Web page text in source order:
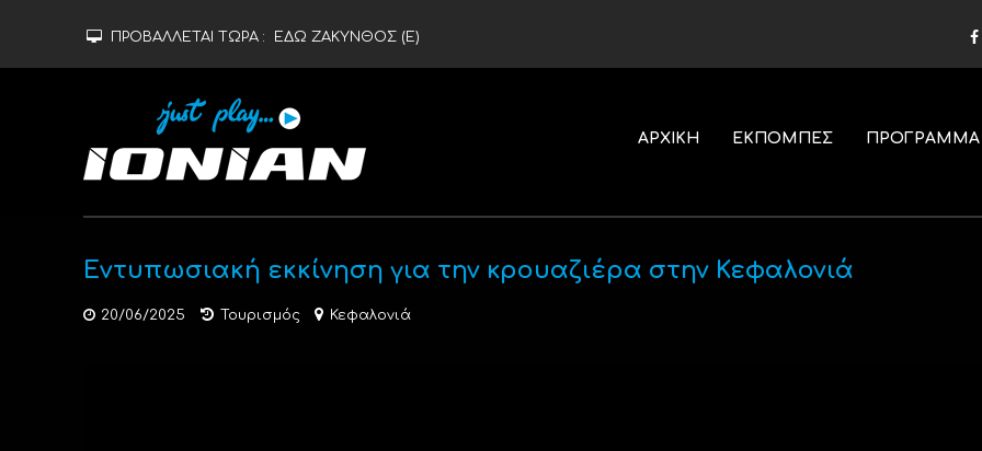
ΠΡΟΒΑΛΛΕΤΑΙ ΤΩΡΑ : ΕΔΩ ΖΑΚΥΝΘΟΣ (Ε)
ΑΡΧΙΚΗ ΕΚΠΟΜΠΕΣ ΠΡΟΓΡΑΜΜΑ
Εντυπωσιακή εκκίνηση για την κρουαζιέρα στην Κεφαλονιά
20/06/2025 Τουρισμός Κεφαλονιά